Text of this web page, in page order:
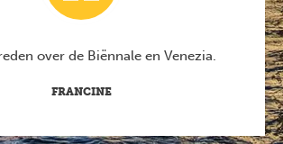
over de Biënnale en Venezia.
FRANCINE